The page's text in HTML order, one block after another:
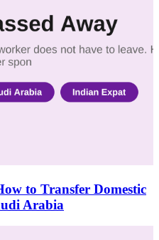
to Transfer Domestic
Arabia